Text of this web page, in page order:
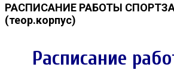
РАСПИСАНИЕ РАБОТЫ
(теор.корпус)
Расписание